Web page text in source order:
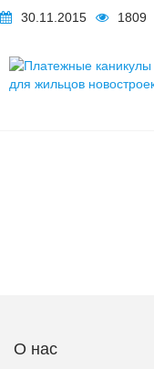
30.11.2015 1809
О нас